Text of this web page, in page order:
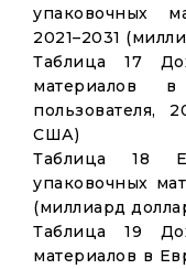
упаковочных
2021–2031
Таблица 17
материалов
пользователя,
США)
Таблица 18
упаковочных
(миллиард
Таблица 19
материалов в